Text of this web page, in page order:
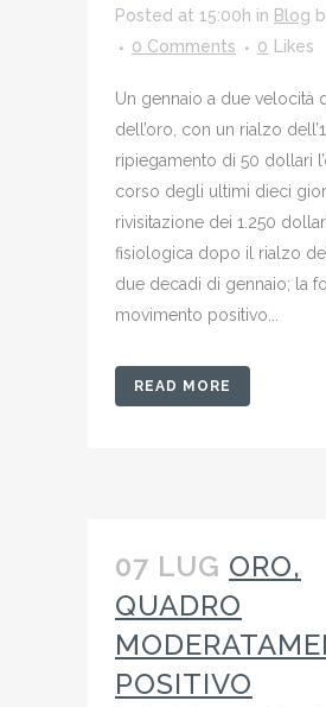
Posted at 15:00h in Blog
0 Comments
0 Likes
Un gennaio a due velocità
dell’oro, con un rialzo
ripiegamento di 50 dollari
corso degli ultimi dieci
rivisitazione dei 1.250
fisiologica dopo il rialzo
due decadi di gennaio; la
movimento positivo...
READ MORE
07 LUG ORO,
QUADRO
POSITIVO